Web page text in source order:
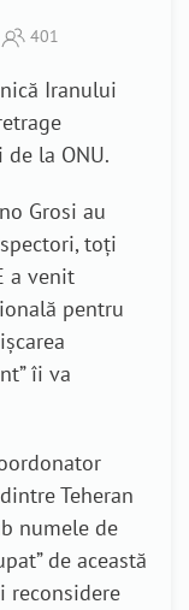
401
Iranului
la ONU.
Grosi au
toți
a venit
pentru
îi va
Teheran
numele de
de această
reconsidere